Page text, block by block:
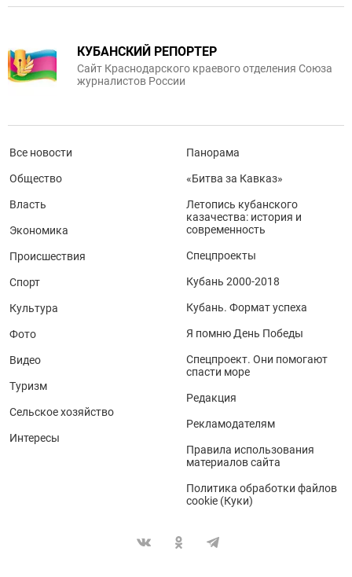
КУБАНСКИЙ РЕПОРТЕР
Сайт Краснодарского краевого отделения Союза
журналистов России
Все новости
Общество
Власть
Экономика
Происшествия
Спорт
Культура
Фото
Видео
Туризм
Сельское хозяйство
Интересы
Панорама
«Битва за Кавказ»
Летопись кубанского
казачества: история и
современность
Спецпроекты
Кубань 2000-2018
Кубань. Формат успеха
Я помню День Победы
Спецпроект. Они помогают
спасти море
Редакция
Рекламодателям
Правила использования
материалов сайта
Политика обработки файлов
cookie (Куки)